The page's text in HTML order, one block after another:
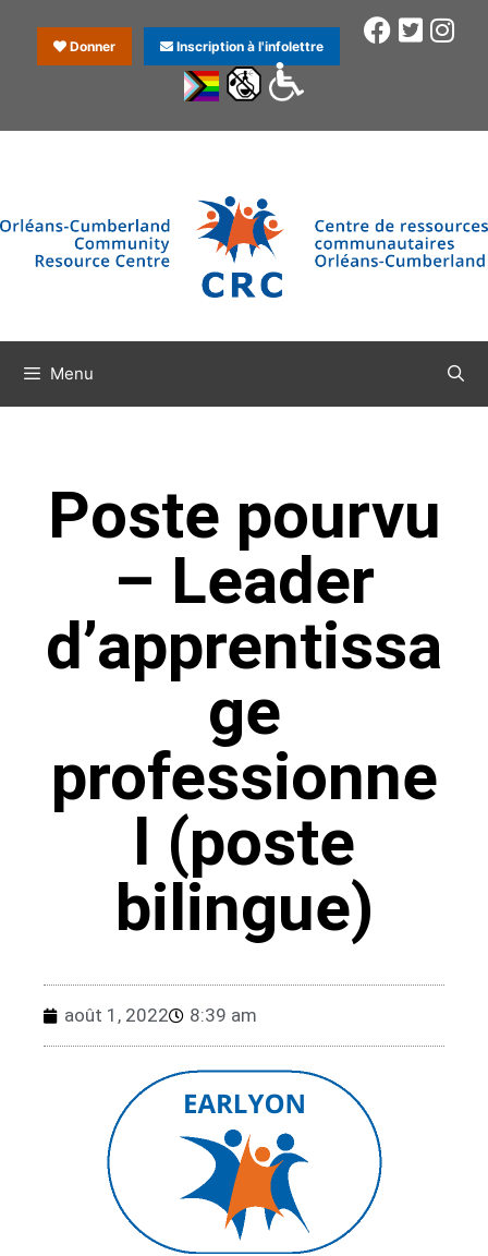
Donner Inscription à l'infolettre
Menu
Poste pourvu
– Leader
d’apprentissa
ge
professionne
l (poste
bilingue)
août 1, 2022 8:39 am